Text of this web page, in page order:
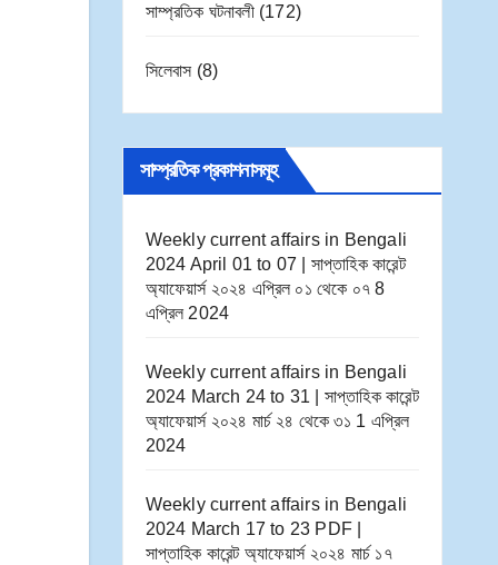
সাম্প্রতিক ঘটনাবলী(172)
সিলেবাস (8)
সাম্প্রতিক প্রকাশনাসমূহ
Weekly current affairs in Bengali
2024 April 01 to 07 | সাপ্তাহিক কারেন্ট
অ্যাফেয়ার্স ২০২৪ এপ্রিল ০১ থেকে ০৭ 8
এপ্রিল 2024
Weekly current affairs in Bengali
2024 March 24 to 31 | সাপ্তাহিক কারেন্ট
অ্যাফেয়ার্স ২০২৪ মার্চ ২৪ থেকে ৩১ 1 এপ্রিল
2024
Weekly current affairs in Bengali
2024 March 17 to 23 PDF |
সাপ্তাহিক কারেন্ট অ্যাফেয়ার্স ২০২৪ মার্চ ১৭